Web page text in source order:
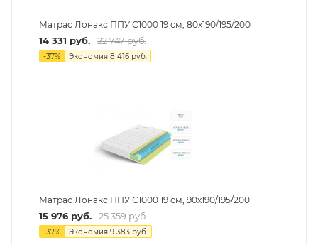
Матрас Лонакс ППУ С1000 19 см, 80х190/195/200
14 331 руб. 22 747руб.
-37% Экономия 8 416руб.
Матрас Лонакс ППУ С1000 19 см, 90х190/195/200
15 976руб. 25 359руб.
-37% Экономия 9 383руб.